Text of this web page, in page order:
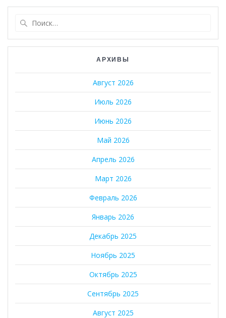
АРХИВЫ
Август 2026
Июль 2026
Июнь 2026
Май 2026
Апрель 2026
Март 2026
Февраль 2026
Январь 2026
Декабрь 2025
Ноябрь 2025
Октябрь 2025
Сентябрь 2025
Август 2025